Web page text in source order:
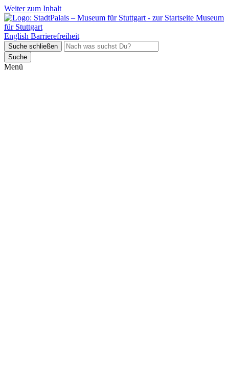
Weiter zum Inhalt
Museum
für Stuttgart
English Barrierefreiheit
Suche schließen
Suche
Menü